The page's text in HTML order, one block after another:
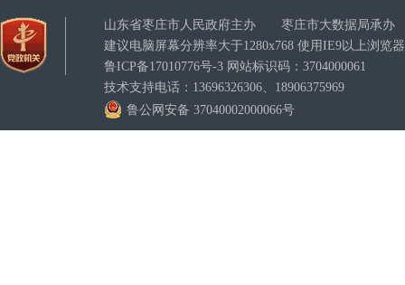
山东省枣庄市人民政府主办 枣庄市大数据局承办
建议电脑屏幕分辨率大于1280x768 使用IE9以上浏览
鲁ICP备17010776号-3 网站标识码：3704000061
技术支持电话：13696326306、18906375969
鲁公网安备 37040002000066号